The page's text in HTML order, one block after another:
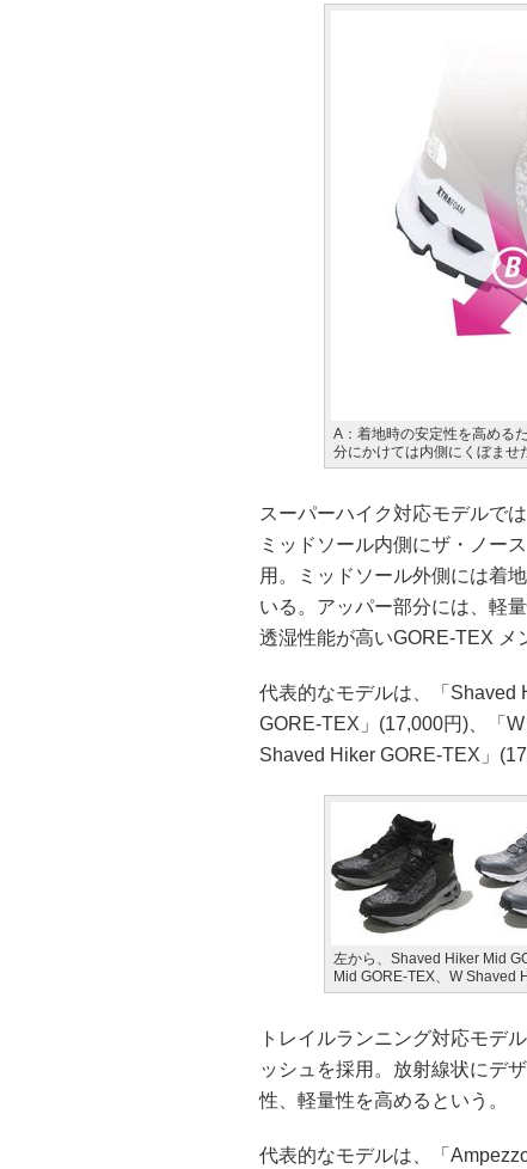
A：着地時の安定性を高める
分にかけては内側にくぼませ
スーパーハイク対応モデルで
ミッドソール内側にザ・ノー
用。ミッドソール外側には着
いる。アッパー部分には、軽
透湿性能が高いGORE-TEX メ
代表的なモデルは、「Shaved
GORE-TEX」(17,000円)、「
Shaved Hiker GORE-TEX」
左から、Shaved Hiker Mid
Mid GORE-TEX、W Shaved
トレイルランニング対応モデ
ッシュを採用。放射線状にデ
性、軽量性を高めるという。
代表的なモデルは、「